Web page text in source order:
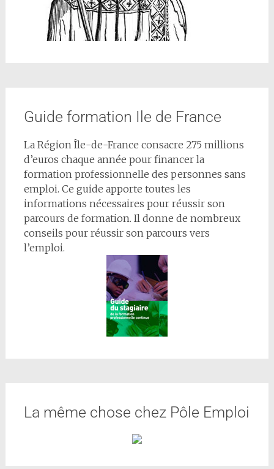
Guide formation Ile de France
La Région Île-de-France consacre 275 millions
d’euros chaque année pour financer la
formation professionnelle des personnes sans
emploi. Ce guide apporte toutes les
informations nécessaires pour réussir son
parcours de formation. Il donne de nombreux
conseils pour réussir son parcours vers
l’emploi.
La même chose chez Pôle Emploi